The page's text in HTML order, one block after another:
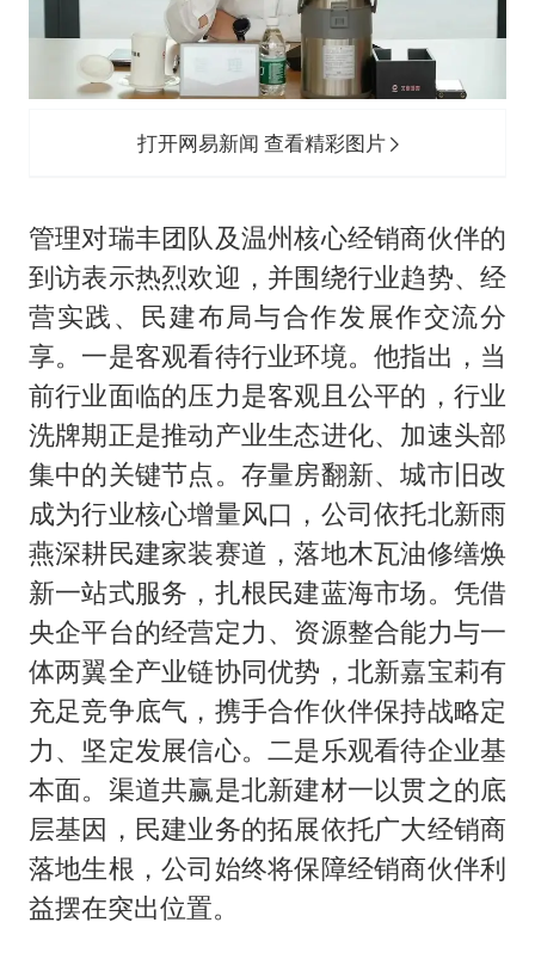
打开网易新闻 查看精彩图片
管理对瑞丰团队及温州核心经销商伙伴的
到访表示热烈欢迎，并围绕行业趋势、经
营实践、民建布局与合作发展作交流分
享。一是客观看待行业环境。他指出，当
前行业面临的压力是客观且公平的，行业
洗牌期正是推动产业生态进化、加速头部
集中的关键节点。存量房翻新、城市旧改
成为行业核心增量风口，公司依托北新雨
燕深耕民建家装赛道，落地木瓦油修缮焕
新一站式服务，扎根民建蓝海市场。凭借
央企平台的经营定力、资源整合能力与一
体两翼全产业链协同优势，北新嘉宝莉有
充足竞争底气，携手合作伙伴保持战略定
力、坚定发展信心。二是乐观看待企业基
本面。渠道共赢是北新建材一以贯之的底
层基因，民建业务的拓展依托广大经销商
落地生根，公司始终将保障经销商伙伴利
益摆在突出位置。